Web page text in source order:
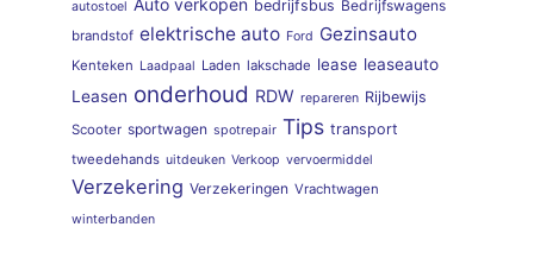
autostoel Auto verkopen bedrijfsbus Bedrijfswagens
brandstof elektrische auto Ford Gezinsauto
Kenteken Laadpaal Laden lakschade lease leaseauto
Leasen onderhoud RDW repareren Rijbewijs
Scooter sportwagen spotrepair Tips transport
tweedehands uitdeuken Verkoop vervoermiddel
Verzekering Verzekeringen Vrachtwagen
winterbanden